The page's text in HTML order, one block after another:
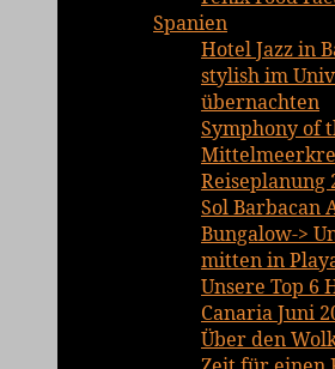
Spanien
Hotel Jazz in
stylish im
übernachten
Symphony of
Reiseplanung
Sol Barbacan
Bungalow->
mitten in
Unsere Top 6
Canaria Juni
Über den